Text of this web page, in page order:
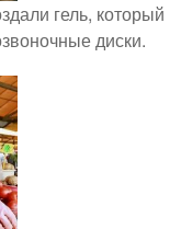
гель, который
диски.